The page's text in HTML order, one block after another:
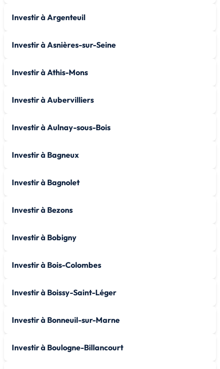
Investir à Argenteuil
Investir à Asnières-sur-Seine
Investir à Athis-Mons
Investir à Aubervilliers
Investir à Aulnay-sous-Bois
Investir à Bagneux
Investir à Bagnolet
Investir à Bezons
Investir à Bobigny
Investir à Bois-Colombes
Investir à Boissy-Saint-Léger
Investir à Bonneuil-sur-Marne
Investir à Boulogne-Billancourt